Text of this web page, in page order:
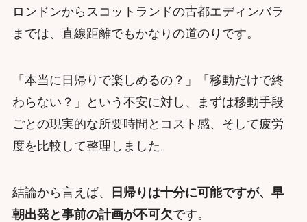
ロンドンからスコットランドの古都エディンバラ
までは、直線距離でもかなりの道のりです。
「本当に日帰りで楽しめるの？」「移動だけで終
わらない？」という不安に対し、まずは移動手段
ごとの現実的な所要時間とコスト感、そして疲労
度を比較して整理しました。
結論から言えば、
日帰りは十分に可能ですが、早
朝出発と事前の計画が不可欠です。